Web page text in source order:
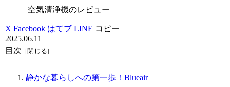
空気清浄機のレビュー
X Facebook はてブ LINE コピー
2025.06.11
目次
静かな暮らしへの第一歩！Blueair